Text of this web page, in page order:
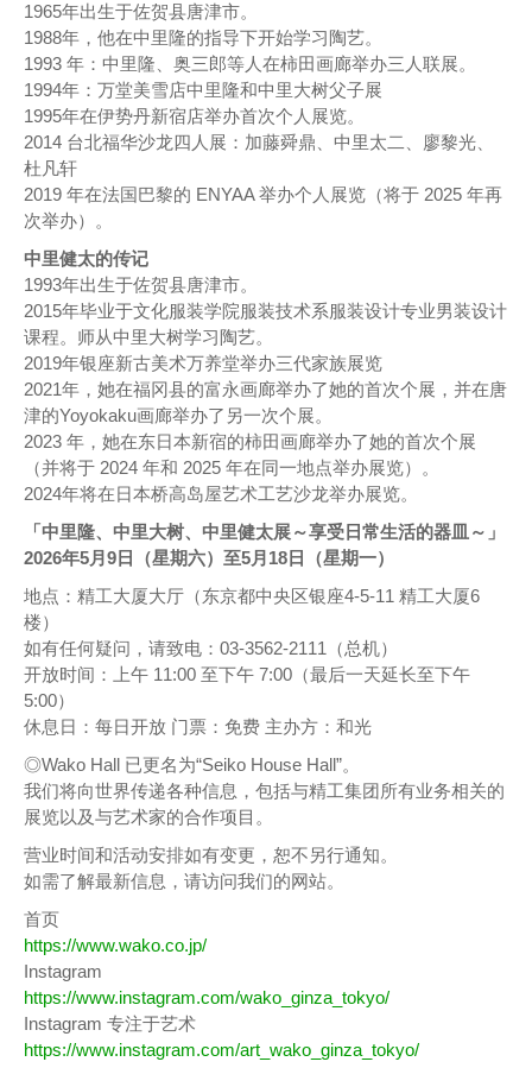
1965年出生于佐贺县唐津市。
1988年，他在中里隆的指导下开始学习陶艺。
1993 年：中里隆、奥三郎等人在柿田画廊举办三人联展。
1994年：万堂美雪店中里隆和中里大树父子展
1995年在伊势丹新宿店举办首次个人展览。
2014 台北福华沙龙四人展：加藤舜鼎、中里太二、廖黎光、
杜凡轩
2019 年在法国巴黎的 ENYAA 举办个人展览（将于 2025 年再
次举办）。
中里健太的传记
1993年出生于佐贺县唐津市。
2015年毕业于文化服装学院服装技术系服装设计专业男装设计
课程。师从中里大树学习陶艺。
2019年银座新古美术万养堂举办三代家族展览
2021年，她在福冈县的富永画廊举办了她的首次个展，并在唐
津的Yoyokaku画廊举办了另一次个展。
2023 年，她在东日本新宿的柿田画廊举办了她的首次个展
（并将于 2024 年和 2025 年在同一地点举办展览）。
2024年将在日本桥高岛屋艺术工艺沙龙举办展览。
「中里隆、中里大树、中里健太展～享受日常生活的器皿～」
2026年5月9日（星期六）至5月18日（星期一）
地点：精工大厦大厅（东京都中央区银座4-5-11 精工大厦6
楼）
如有任何疑问，请致电：03-3562-2111（总机）
开放时间：上午 11:00 至下午 7:00（最后一天延长至下午
5:00）
休息日：每日开放 门票：免费 主办方：和光
◎Wako Hall 已更名为“Seiko House Hall”。
我们将向世界传递各种信息，包括与精工集团所有业务相关的
展览以及与艺术家的合作项目。
营业时间和活动安排如有变更，恕不另行通知。
如需了解最新信息，请访问我们的网站。
首页
https://www.wako.co.jp/
Instagram
https://www.instagram.com/wako_ginza_tokyo/
Instagram 专注于艺术
https://www.instagram.com/art_wako_ginza_tokyo/